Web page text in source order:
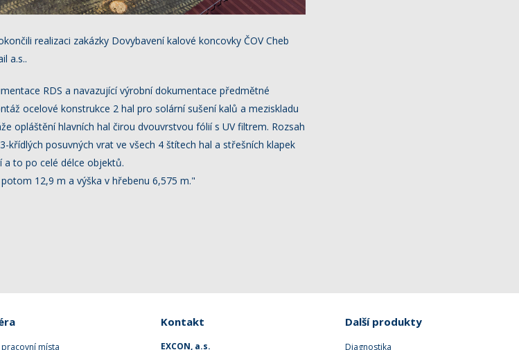
realizaci zakázky Dovybavení kalové koncovky ČOV Cheb
a.s..
RDS a navazující výrobní dokumentace předmětné
ocelové konstrukce 2 hal pro solární sušení kalů a meziskladu
opláštění hlavních hal čirou dvouvrstvou fólií s UV filtrem. Rozsah
křídlých posuvných vrat ve všech 4 štítech hal a střešních klapek
to po celé délce objektů.
12,9 m a výška v hřebenu 6,575 m."
místa
Kontakt
EXCON, a.s.
Další produkty
Diagnostika